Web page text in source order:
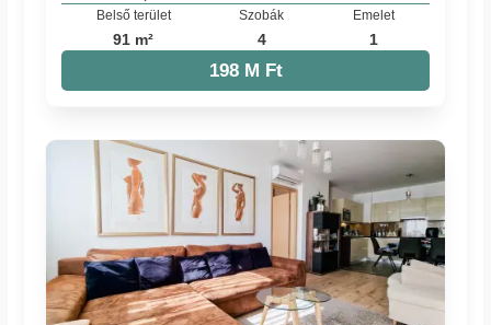
Belső terület
91 m²
Szobák
4
Emelet
1
198 M Ft